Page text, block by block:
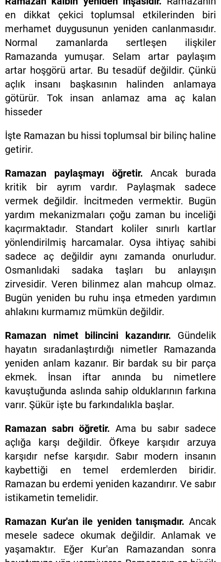
en dikkat çekici toplumsal etkilerinden biri
merhamet duygusunun yeniden canlanmasıdır.
Normal zamanlarda sertleşen ilişkiler
Ramazanda yumuşar. Selam artar paylaşım
artar hoşgörü artar. Bu tesadüf değildir. Çünkü
açlık insanı başkasının halinden anlamaya
götürür. Tok insan anlamaz ama aç kalan
hisseder
İşte Ramazan bu hissi toplumsal bir bilinç haline
getirir.
Ramazan paylaşmayı öğretir.Ancak burada
kritik bir ayrım vardır. Paylaşmak sadece
vermek değildir. İncitmeden vermektir. Bugün
yardım mekanizmaları çoğu zaman bu inceliği
kaçırmaktadır. Standart koliler sınırlı kartlar
yönlendirilmiş harcamalar. Oysa ihtiyaç sahibi
sadece aç değildir aynı zamanda onurludur.
Osmanlıdaki sadaka taşları bu anlayışın
zirvesidir. Veren bilinmez alan mahcup olmaz.
Bugün yeniden bu ruhu inşa etmeden yardımın
ahlakını kurmamız mümkün değildir.
Ramazan nimet bilincini kazandırır. Gündelik
hayatın sıradanlaştırdığı nimetler Ramazanda
yeniden anlam kazanır. Bir bardak su bir parça
ekmek. İnsan iftar anında bu nimetlere
kavuştuğunda aslında sahip olduklarının farkına
varır. Şükür işte bu farkındalıkla başlar.
Ramazan sabrı öğretir. Ama bu sabır sadece
açlığa karşı değildir. Öfkeye karşıdır arzuya
karşıdır nefse karşıdır. Sabır modern insanın
kaybettiği en temel erdemlerden biridir.
Ramazan bu erdemi yeniden kazandırır. Ve sabır
istikametin temelidir.
Ramazan Kur'an ile yeniden tanışmadır. Ancak
mesele sadece okumak değildir. Anlamak ve
yaşamaktır. Eğer Kur'an Ramazandan sonra